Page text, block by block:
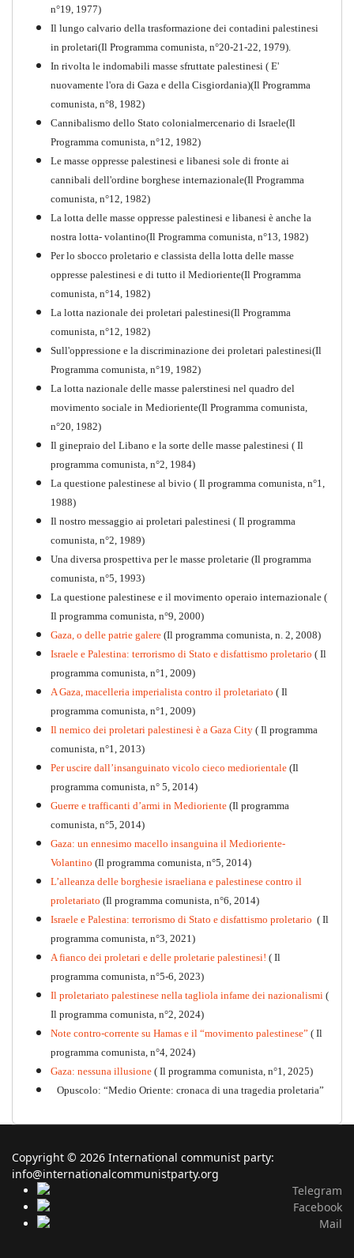
Perchè la Russia non era
comunista
Quaderno n°10
1917-2017 Ieri Oggi Domani
PDF Quaderno n°9
Per la difesa intransigente
n°19, 1977)
Il lungo calvario della trasformazione dei contadini palestinesi
in proletari(Il Programma comunista, n°20-21-22, 1979).
In rivolta le indomabili masse sfruttate palestinesi ( E'
nuovamente l'ora di Gaza e della Cisgiordania)(Il Programma
comunista, n°8, 1982)
Cannibalismo dello Stato colonialmercenario di Israele(Il
Programma comunista, n°12, 1982)
Le masse oppresse palestinesi e libanesi sole di fronte ai
cannibali dell'ordine borghese internazionale(Il Programma
comunista, n°12, 1982)
La lotta delle masse oppresse palestinesi e libanesi è anche la
nostra lotta- volantino(Il Programma comunista, n°13, 1982)
Per lo sbocco proletario e classista della lotta delle masse
oppresse palestinesi e di tutto il Medioriente(Il Programma
comunista, n°14, 1982)
La lotta nazionale dei proletari palestinesi(Il Programma
comunista, n°12, 1982)
Sull'oppressione e la discriminazione dei proletari palestinesi(Il
Programma comunista, n°19, 1982)
La lotta nazionale delle masse palerstinesi nel quadro del
movimento sociale in Medioriente(Il Programma comunista,
n°20, 1982)
Il ginepraio del Libano e la sorte delle masse palestinesi ( Il
programma comunista, n°2, 1984)
La questione palestinese al bivio ( Il programma comunista, n°1,
1988)
Il nostro messaggio ai proletari palestinesi ( Il programma
comunista, n°2, 1989)
Una diversa prospettiva per le masse proletarie (Il programma
comunista, n°5, 1993)
La questione palestinese e il movimento operaio internazionale (
Il programma comunista, n°9, 2000)
Gaza, o delle patrie galere (Il programma comunista, n. 2, 2008)
Israele e Palestina: terrorismo di Stato e disfattismo proletario ( Il
programma comunista, n°1, 2009)
A Gaza, macelleria imperialista contro il proletariato ( Il
programma comunista, n°1, 2009)
Il nemico dei proletari palestinesi è a Gaza City ( Il programma
comunista, n°1, 2013)
Per uscire dall’insanguinato vicolo cieco mediorientale (Il
programma comunista, n° 5, 2014)
Guerre e trafficanti d’armi in Medioriente (Il programma
comunista, n°5, 2014)
Gaza: un ennesimo macello insanguina il Medioriente-
Volantino (Il programma comunista, n°5, 2014)
L’alleanza delle borghesie israeliana e palestinese contro il
proletariato (Il programma comunista, n°6, 2014)
Israele e Palestina: terrorismo di Stato e disfattismo proletario ( Il
programma comunista, n°3, 2021)
A fianco dei proletari e delle proletarie palestinesi! ( Il
programma comunista, n°5-6, 2023)
Il proletariato palestinese nella tagliola infame dei nazionalismi (
Il programma comunista, n°2, 2024)
Note contro-corrente su Hamas e il “movimento palestinese” ( Il
programma comunista, n°4, 2024)
Gaza: nessuna illusione ( Il programma comunista, n°1, 2025)
Opuscolo: “Medio Oriente: cronaca di una tragedia proletaria”
Copyright © 2026 International communist party:
info@internationalcommunistparty.org